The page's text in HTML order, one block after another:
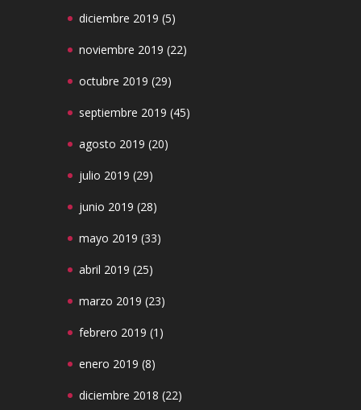
diciembre 2019 (5)
noviembre 2019 (22)
octubre 2019 (29)
septiembre 2019 (45)
agosto 2019 (20)
julio 2019 (29)
junio 2019 (28)
mayo 2019 (33)
abril 2019 (25)
marzo 2019 (23)
febrero 2019 (1)
enero 2019 (8)
diciembre 2018 (22)